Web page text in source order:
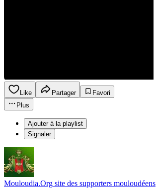
Like Partager
Favori
Plus
Ajouter à la playlist
Signaler
Mouloudia.Org site des supporters mouloudéens